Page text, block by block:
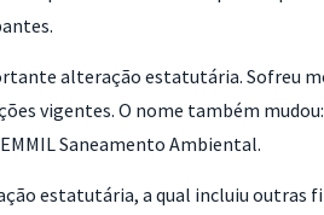
alteração estatutária. Sofreu
vigentes. O nome também
Saneamento Ambiental.
estatutária, a qual incluiu outras